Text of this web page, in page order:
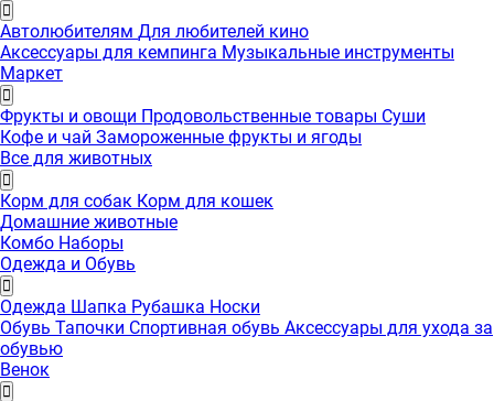
Автолюбителям Для любителей кино
Аксессуары для кемпинга Музыкальные инструменты
Маркет
Фрукты и овощи Продовольственные товары Суши
Кофе и чай Замороженные фрукты и ягоды
Все для животных
Корм для собак Корм для кошек
Домашние животные
Комбо Наборы
Одежда и Обувь
Одежда Шапка Рубашка Носки
Обувь Тапочки Спортивная обувь Аксессуары для ухода за
обувью
Венок